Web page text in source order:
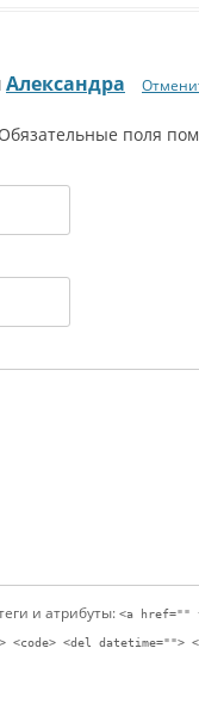
Александра
поля
и атрибуты: <a href=""
<del datetime="">